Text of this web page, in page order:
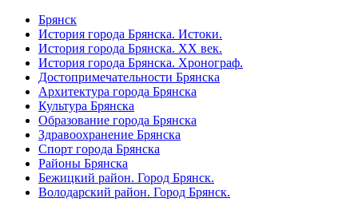
Брянск
История города Брянска. Истоки.
История города Брянска. XX век.
История города Брянска. Хронограф.
Достопримечательности Брянска
Архитектура города Брянска
Культура Брянска
Образование города Брянска
Здравоохранение Брянска
Спорт города Брянска
Районы Брянска
Бежицкий район. Город Брянск.
Володарский район. Город Брянск.